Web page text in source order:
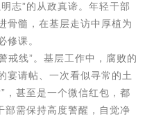
志”的从政真谛。年轻干部
骨髓，在基层走访中厚植为
修课。
戒线”。基层工作中，腐败的
宴请帖、一次看似寻常的土
，甚至是一个微信红包，都
部需保持高度警醒，自觉净